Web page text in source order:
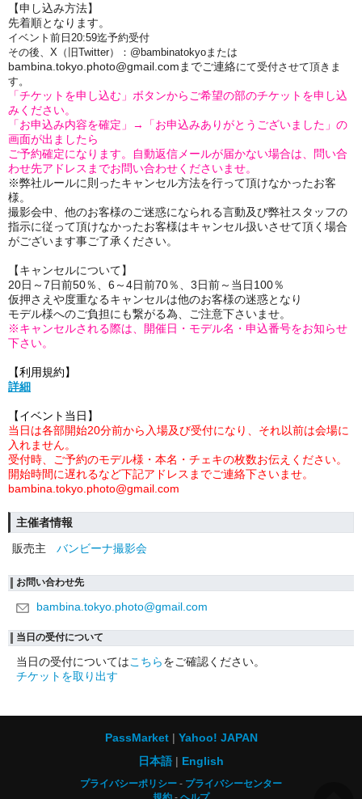
【申し込み方法】
先着順となります。
イベント前日20:59迄予約受付
その後、X（旧Twitter）：@bambinatokyoまたは
bambina.tokyo.photo@gmail.comまでご連絡にて受付させて頂きま
す。
「チケットを申し込む」ボタンからご希望の部のチケットを申し込
みください。
「お申込み内容を確定」→「お申込みありがとうございました」の
画面が出ましたら
ご予約確定になります。自動返信メールが届かない場合は、問い合
わせ先アドレスまでお問い合わせくださいませ。
※弊社ルールに則ったキャンセル方法を行って頂けなかったお客
様。
撮影会中、他のお客様のご迷惑になられる言動及び弊社スタッフの
指示に従って頂けなかったお客様はキャンセル扱いさせて頂く場合
がございます事ご了承ください。
【キャンセルについて】
20日～7日前50％、6～4日前70％、3日前～当日100％
仮押さえや度重なるキャンセルは他のお客様の迷惑となり
モデル様へのご負担にも繋がる為、ご注意下さいませ。
※キャンセルされる際は、開催日・モデル名・申込番号をお知らせ
下さい。
【利用規約】
詳細
【イベント当日】
当日は各部開始20分前から入場及び受付になり、それ以前は会場に
入れません。
受付時、ご予約のモデル様・本名・チェキの枚数お伝えください。
開始時間に遅れるなど下記アドレスまでご連絡下さいませ。
bambina.tokyo.photo@gmail.com
主催者情報
販売主
バンビーナ撮影会
お問い合わせ先
bambina.tokyo.photo@gmail.com
当日の受付について
当日の受付についてはこちらをご確認ください。
チケットを取り出す
PassMarket
Yahoo! JAPAN
日本語
English
プライバシーポリシー
プライバシーセンター